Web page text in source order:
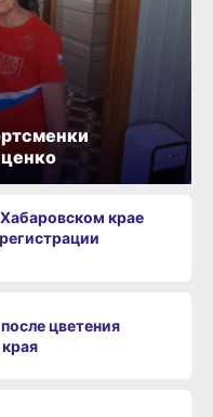
крае
цветения